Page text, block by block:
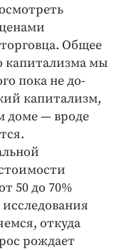
Общее
капитализма мы
пока не до­
капитализм,
доме — вроде
50 до 70%
откуда
рождает